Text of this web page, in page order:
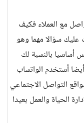
مع العملاء فكيف
سؤالا مهما وهو
أساسيا بالنسبة لك
أستخدم الواتساب
التواصل الاجتماعي
الحياة والعمل بعيدا